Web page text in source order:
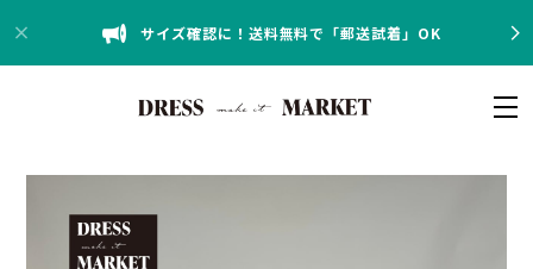
サイズ確認に！送料無料で「郵送試着」OK